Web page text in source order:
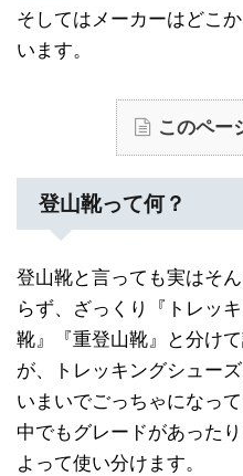
そしてはメーカーはどこ
います。
このペー
登山靴って何？
登山靴と言っても実はそ
らず、ざっくり『トレッ
靴』『重登山靴』と分け
が、トレッキングシュー
いまいでごっちゃになっ
中でもグレードがあった
よって使い分けます。